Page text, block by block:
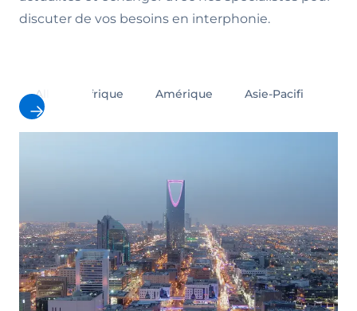
discuter de vos besoins en interphonie.
All Afrique Amérique Asie-Pacifique